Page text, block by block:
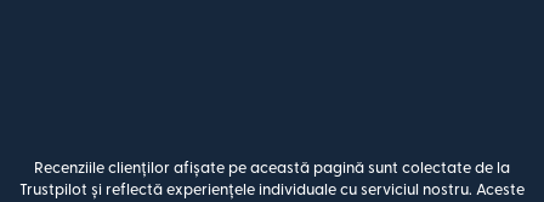
Recenziile clienților afișate pe această pagină sunt colectate de la
Trustpilot și reflectă experiențele individuale cu serviciul nostru. Aceste